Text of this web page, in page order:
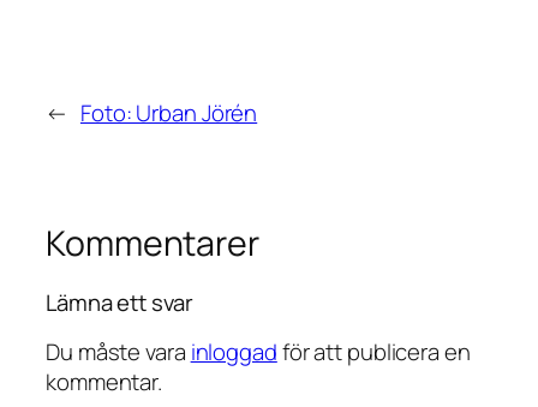
← Foto: Urban Jörén
Kommentarer
Lämna ett svar
Du måste vara inloggadför att publicera en
kommentar.